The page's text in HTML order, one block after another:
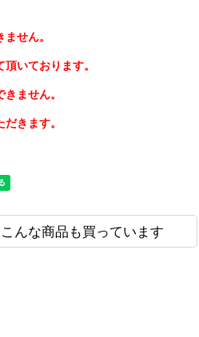
せん。
いております。
ません。
きます。
んな商品も買っています